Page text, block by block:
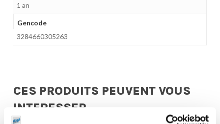
1 an
Gencode
3284660305263
CES PRODUITS PEUVENT VOUS
INTERESSER